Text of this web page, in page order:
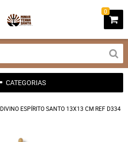
0
CATEGORIAS
DIVINO ESPÍRITO SANTO 13X13 CM REF D334